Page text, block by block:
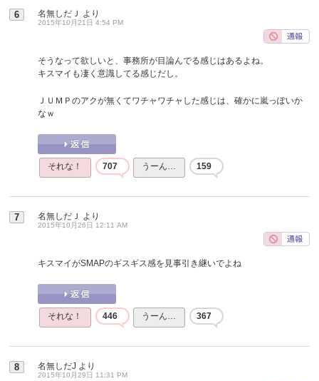
6 名無しだＪ より
2015年10月21日 4:54 PM
そうなって欲しいと、事務所が目論んでる感じはあるよね。
キスマイも凄く意識してる感じだし。
ＪＵＭＰのアクが無くてワチャワチャした感じは、確かに嵐っぽいか
なｗ
それな！ 707 うーん… 159
7 名無しだＪ より
2015年10月26日 12:11 AM
キスマイがSMAPのギスギス感を見事引き継いでよね
それな！ 446 うーん… 367
8 名無しだJ より
2015年10月29日 11:31 PM